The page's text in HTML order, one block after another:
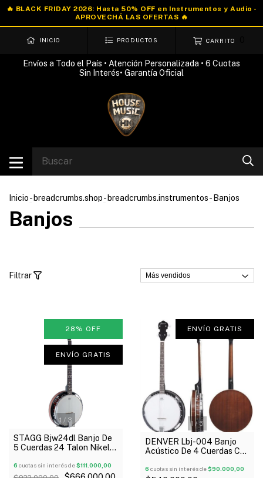
INICIO PRODUCTOS CARRITO
Envíos a Todo el País • Atención Personalizada • 6 Cuotas
Sin Interés• Garantía Oficial
Inicio- breadcrumbs.shop- breadcrumbs.instrumentos- Banjos
Banjos
Filtrar
1 / 3
28 % OFF
ENVÍO GRATIS
STAGG Bjw24dl Banjo De
5 Cuerdas 24 Talon Nikel
6 cuotas sin interés de$111.000,00
1 /5
ENVÍO GRATIS
DENVER Lbj-004 Banjo
Acústico De 4 Cuerdas Con
6 cuotas sin interés de$90.000,00